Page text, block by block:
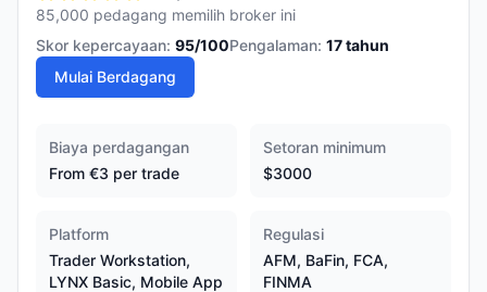
85,000 pedagang memilih broker ini
Skor kepercayaan: 95/100Pengalaman: 17tahun
Mulai Berdagang
Biaya perdagangan
From €3 per trade
Setoran minimum
$3000
Platform
Trader Workstation,
LYNX Basic, Mobile App
Regulasi
AFM, BaFin, FCA,
FINMA